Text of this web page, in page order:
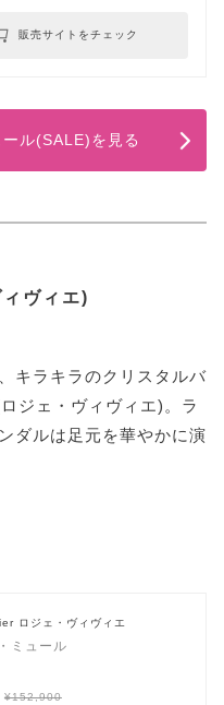
販売サイトをチェック
ル(SALE)を見る
ヴィエ)
キラキラのクリスタルバ
ジェ・ヴィヴィエ)。ラ
ダルは足元を華やかに演
ロジェ・ヴィヴィエ
ミュール
¥152,900